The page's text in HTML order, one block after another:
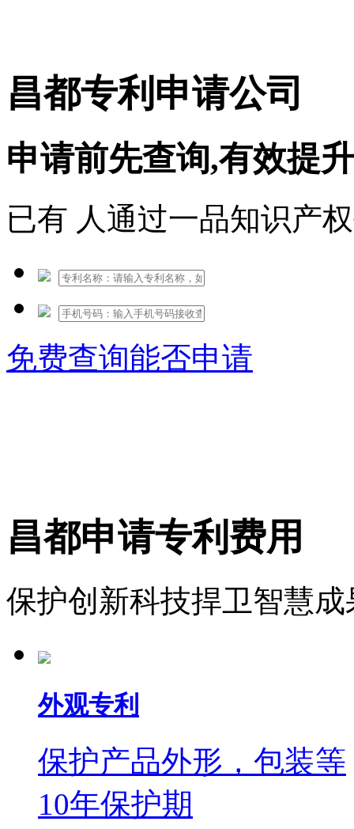
昌都专利申请公司
申请前先查询,有效提
已有 人通过一品知识产
免费查询能否申请
昌都申请专利费用
保护创新科技捍卫智慧
外观专利
保护产品外形，包装等
10年保护期